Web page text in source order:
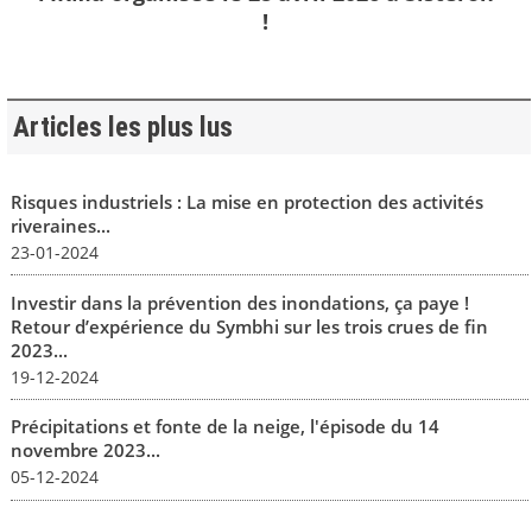
!
Articles les plus lus
Risques industriels : La mise en protection des activités
riveraines...
23-01-2024
Investir dans la prévention des inondations, ça paye !
Retour d’expérience du Symbhi sur les trois crues de fin
2023...
19-12-2024
Précipitations et fonte de la neige, l'épisode du 14
novembre 2023...
05-12-2024